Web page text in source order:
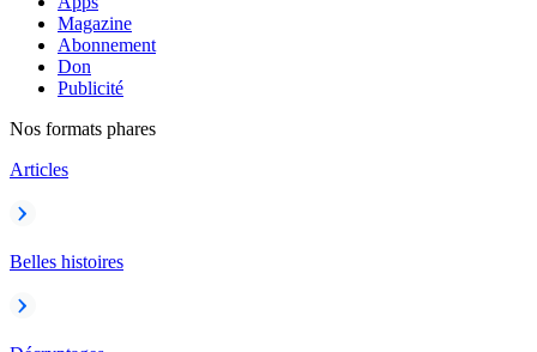
Magazine
Abonnement
Don
Publicité
Nos formats phares
Articles
Belles histoires